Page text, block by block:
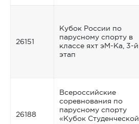
26151
Кубок России по
парусному спорту в
классе яхт эМ-Ка, 3-й
этап
26188
Всероссийские
соревнования по
парусному спорту
«Кубок Студенческой